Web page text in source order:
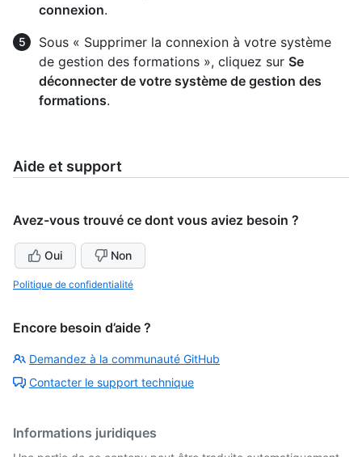
connexion.
Sous « Supprimer la connexion à votre système
de gestion des formations », cliquez sur Se
déconnecter de votre système de gestion des
formations.
Aide et support
Avez-vous trouvé ce dont vous aviez besoin ?
Oui Non
Politique de confidentialité
Encore besoin d’aide ?
Demandez à la communauté GitHub
Contacter le support technique
Informations juridiques